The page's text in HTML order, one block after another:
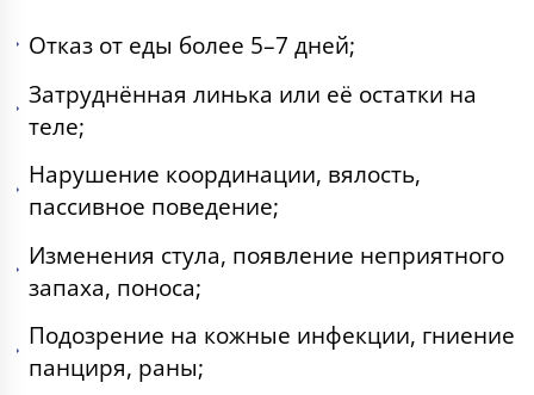
Отказ от еды более 5–7 дней;
Затруднённая линька или её остатки на
теле;
Нарушение координации, вялость,
пассивное поведение;
Изменения стула, появление неприятного
запаха, поноса;
Подозрение на кожные инфекции, гниение
панциря, раны;